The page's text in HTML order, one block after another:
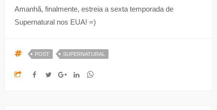
Amanhã, finalmente, estreia a sexta temporada de
Supernatural nos EUA! =)
POST SUPERNATURAL